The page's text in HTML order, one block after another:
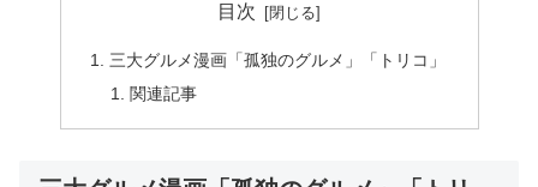
目次
三大グルメ漫画「孤独のグルメ」「トリコ」
関連記事